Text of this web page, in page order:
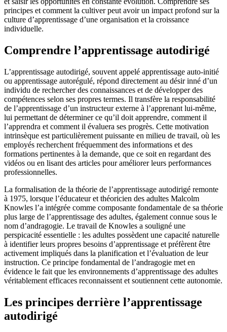
principes et comment la cultiver peut avoir un impact profond sur la
culture d’apprentissage d’une organisation et la croissance
individuelle.
Comprendre l’apprentissage autodirigé
L’apprentissage autodirigé, souvent appelé apprentissage auto-initié
ou apprentissage autorégulé, répond directement au désir inné d’un
individu de rechercher des connaissances et de développer des
compétences selon ses propres termes. Il transfère la responsabilité
de l’apprentissage d’un instructeur externe à l’apprenant lui-même,
lui permettant de déterminer ce qu’il doit apprendre, comment il
l’apprendra et comment il évaluera ses progrès. Cette motivation
intrinsèque est particulièrement puissante en milieu de travail, où les
employés recherchent fréquemment des informations et des
formations pertinentes à la demande, que ce soit en regardant des
vidéos ou en lisant des articles pour améliorer leurs performances
professionnelles.
La formalisation de la théorie de l’apprentissage autodirigé remonte
à 1975, lorsque l’éducateur et théoricien des adultes Malcolm
Knowles l’a intégrée comme composante fondamentale de sa théorie
plus large de l’apprentissage des adultes, également connue sous le
nom d’andragogie. Le travail de Knowles a souligné une
perspicacité essentielle : les adultes possèdent une capacité naturelle
à identifier leurs propres besoins d’apprentissage et préfèrent être
activement impliqués dans la planification et l’évaluation de leur
instruction. Ce principe fondamental de l’andragogie met en
évidence le fait que les environnements d’apprentissage des adultes
véritablement efficaces reconnaissent et soutiennent cette autonomie.
Les principes derrière l’apprentissage
autodirigé